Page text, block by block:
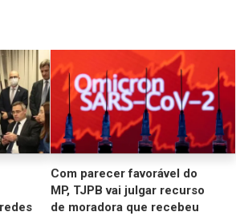
o
volume.
Com parecer favorável do
MP, TJPB vai julgar recurso
de moradora que recebeu